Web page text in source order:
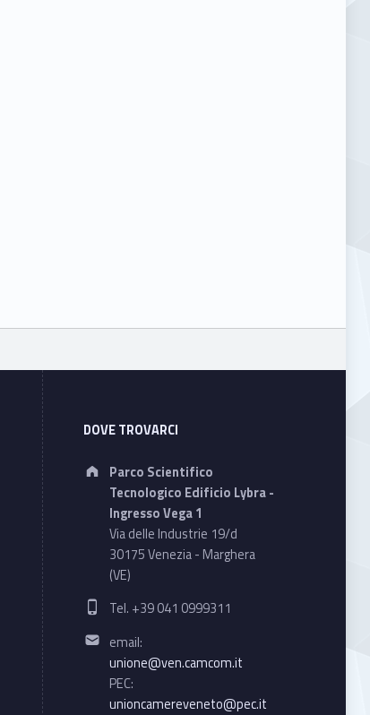
DOVE TROVARCI
Address:
Parco Scientifico
Tecnologico Edificio Lybra -
Ingresso Vega 1
Via delle Industrie 19/d
30175 Venezia - Marghera
(VE)
Phone number:
Tel. +39 041 0999311
Email address:
email:
unione@ven.camcom.it
PEC:
unioncamereveneto@pec.it